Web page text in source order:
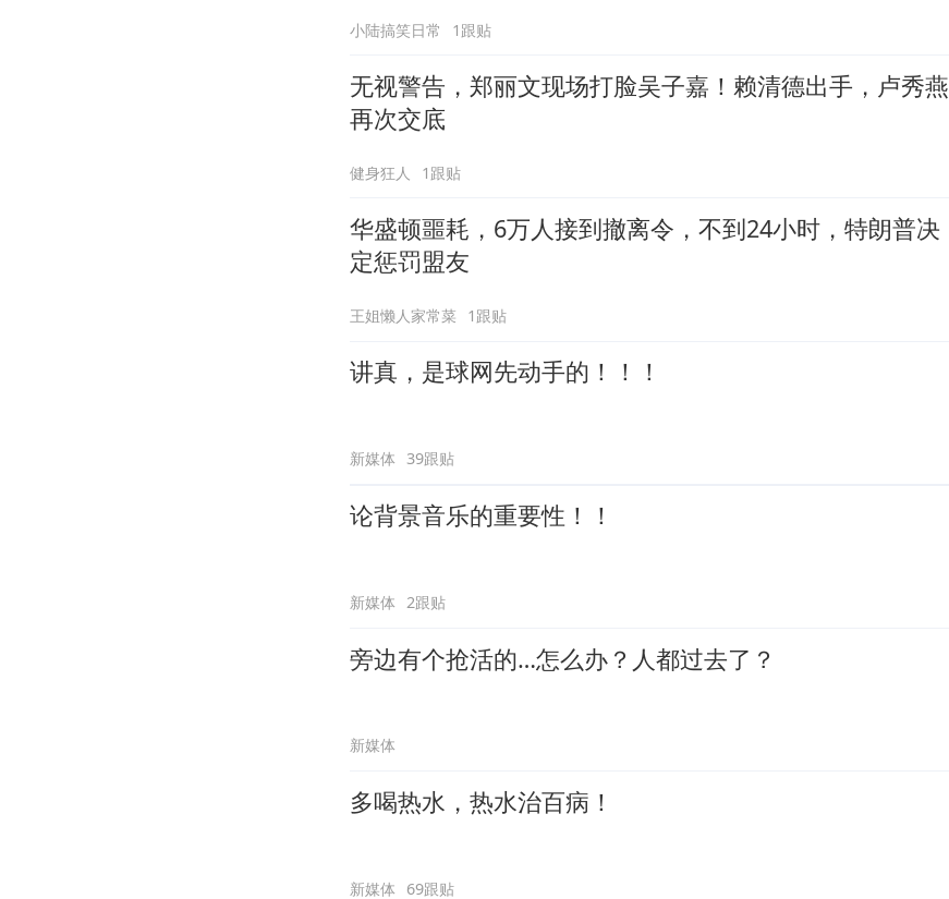
小陆搞笑日常 1跟贴
无视警告，郑丽文现场打脸吴子嘉！赖清德出手，卢秀燕
再次交底
健身狂人 1跟贴
华盛顿噩耗，6万人接到撤离令，不到24小时，特朗普决
定惩罚盟友
王姐懒人家常菜 1跟贴
讲真，是球网先动手的！！！
新媒体 39跟贴
论背景音乐的重要性！！
新媒体 2跟贴
旁边有个抢活的…怎么办？人都过去了？
新媒体
多喝热水，热水治百病！
新媒体 69跟贴